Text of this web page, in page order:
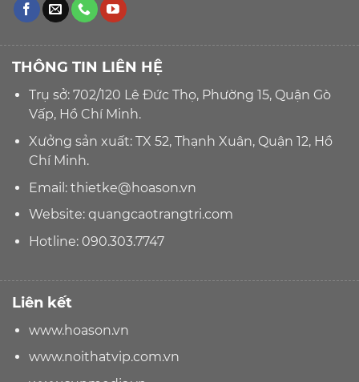
THÔNG TIN LIÊN HỆ
Trụ sở: 702/120 Lê Đức Thọ, Phường 15, Quận Gò
Vấp, Hồ Chí Minh.
Xưởng sản xuất: TX 52, Thạnh Xuân, Quận 12, Hồ
Chí Minh.
Email: thietke@hoason.vn
Website:quangcaotrangtri.com
Hotline: 090.303.7747
Liên kết
www.hoason.vn
www.noithatvip.com.vn